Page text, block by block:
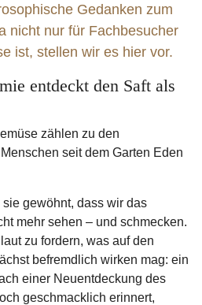
Gedanken zum
nicht nur für Fach­besucher
ist, stellen wir es hier vor.
entdeckt den Saft als
zählen zu den
seit dem Garten Eden
gewöhnt, dass wir das
mehr sehen – und schmecken.
zu fordern, was auf den
befremdlich wirken mag: ein
einer Neuentdeckung des
geschmacklich erinnert,